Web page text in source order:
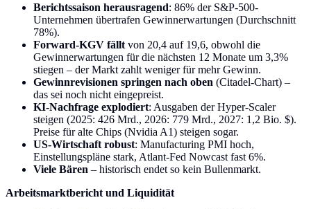
Berichtssaison herausragend: 86% der S&P-500-
Unternehmen übertrafen Gewinnerwartungen (Durchschnitt
78%).
Forward-KGV fällt von 20,4 auf 19,6, obwohl die
Gewinnerwartungen für die nächsten 12 Monate um 3,3%
stiegen – der Markt zahlt weniger für mehr Gewinn.
Gewinnrevisionen springen nach oben (Citadel-Chart) –
das sei noch nicht eingepreist.
KI-Nachfrage explodiert: Ausgaben der Hyper-Scaler
steigen (2025: 426 Mrd., 2026: 779 Mrd., 2027: 1,2 Bio. $).
Preise für alte Chips (Nvidia A1) steigen sogar.
US-Wirtschaft robust: Manufacturing PMI hoch,
Einstellungspläne stark, Atlant-Fed Nowcast fast 6%.
Viele Bären – historisch endet so kein Bullenmarkt.
Arbeitsmarktbericht und Liquidität